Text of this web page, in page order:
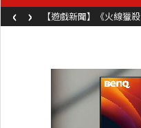
【遊戲新聞】《火線獵
容同時系舊作限時超平
‹ ›